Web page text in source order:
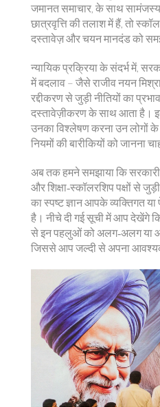
जमानत समाचार, के साथ
छात्रवृत्ति की तलाश में हैं, तो
दस्तावेज़ और चयन मानदंड को
न्यायिक प्रक्रिया के संदर्भ में,
में बदलाव – जैसे राजीव नयन
रद्दीकरण से जुड़ी नीतियों का
दस्तावेज़ीकरण के साथ आता है।
उनका विश्लेषण करना उन लोगों
नियमों की बारीकियों को जानना
अब तक हमने समझाया कि सरकारी
और शिक्षा‑स्कॉलरशिप पक्षों से
का स्पष्ट ज्ञान आपके व्यक्तिगत
है। नीचे दी गई सूची में आप देखेंगे
से इन पहलुओं को अलग‑अलग या
जिससे आप जल्दी से अपना